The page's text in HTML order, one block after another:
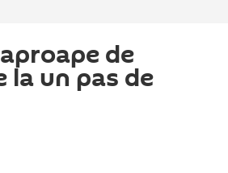
de
la un pas de